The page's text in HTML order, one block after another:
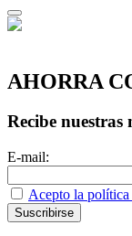
AHORRA
Recibe nuestras
E-mail:
Acepto la